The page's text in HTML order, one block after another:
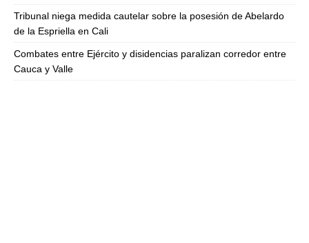
Tribunal niega medida cautelar sobre la posesión de Abelardo
de la Espriella en Cali
Combates entre Ejército y disidencias paralizan corredor entre
Cauca y Valle